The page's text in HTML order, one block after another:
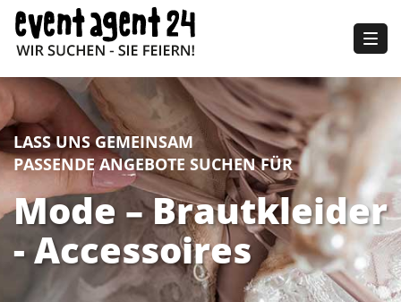
LASS UNS GEMEINSAM
PASSENDE ANGEBOTE SUCHEN FÜR
Mode – Brautkleider
- Accessoires